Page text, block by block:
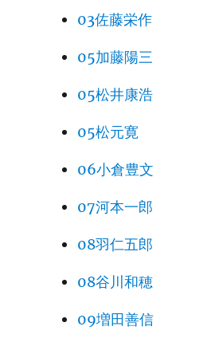
03佐藤栄作
05加藤陽三
05松井康浩
05松元寛
06小倉豊文
07河本一郎
08羽仁五郎
08谷川和穂
09増田善信